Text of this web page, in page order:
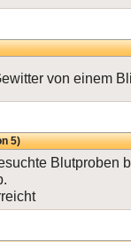
von einem
5)
Blutproben